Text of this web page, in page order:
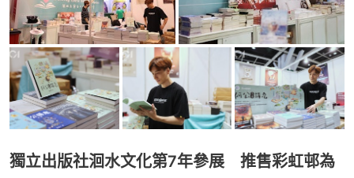
獨立出版社洄水文化第7年參展 推售彩虹邨為